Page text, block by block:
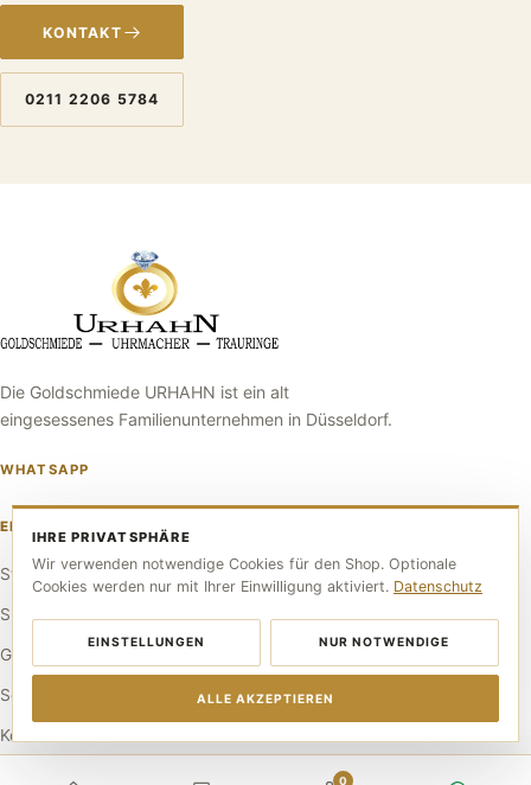
KONTAKT
0211 2206 5784
Die Goldschmiede URHAHN ist ein alt
eingesessenes Familienunternehmen in Düsseldorf.
WHATSAPP
ENTDECKEN
Startseite
Shop
Goldankauf
Service
Kontakt
0
IHRE PRIVATSPHÄRE
Wir verwenden notwendige Cookies für den Shop. Optionale
Cookies werden nur mit Ihrer Einwilligung aktiviert. Datenschutz
EINSTELLUNGEN NUR NOTWENDIGE
ALLE AKZEPTIEREN